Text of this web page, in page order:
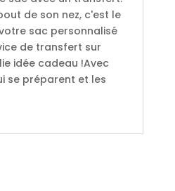
de son nez, c'est le
sac personnalisé
de transfert sur
idée cadeau !Avec
se préparent et les